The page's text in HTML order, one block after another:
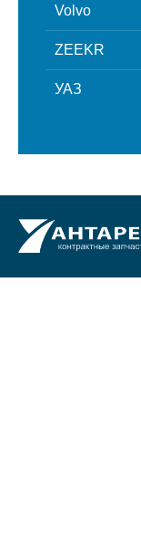
Volvo
ZEEKR
УАЗ